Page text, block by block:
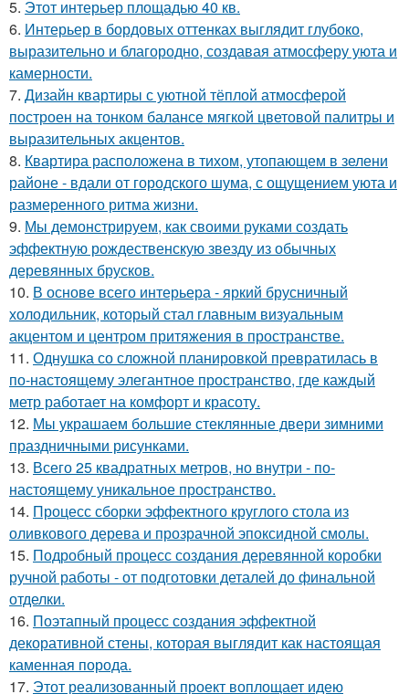
5. Этот интерьер площадью 40 кв.
6. Интерьер в бордовых оттенках выглядит глубоко,
выразительно и благородно, создавая атмосферу уюта и
камерности.
7. Дизайн квартиры с уютной тёплой атмосферой
построен на тонком балансе мягкой цветовой палитры и
выразительных акцентов.
8. Квартира расположена в тихом, утопающем в зелени
районе - вдали от городского шума, с ощущением уюта и
размеренного ритма жизни.
9. Мы демонстрируем, как своими руками создать
эффектную рождественскую звезду из обычных
деревянных брусков.
10. В основе всего интерьера - яркий брусничный
холодильник, который стал главным визуальным
акцентом и центром притяжения в пространстве.
11. Однушка со сложной планировкой превратилась в
по-настоящему элегантное пространство, где каждый
метр работает на комфорт и красоту.
12. Мы украшаем большие стеклянные двери зимними
праздничными рисунками.
13. Всего 25 квадратных метров, но внутри - по-
настоящему уникальное пространство.
14. Процесс сборки эффектного круглого стола из
оливкового дерева и прозрачной эпоксидной смолы.
15. Подробный процесс создания деревянной коробки
ручной работы - от подготовки деталей до финальной
отделки.
16. Поэтапный процесс создания эффектной
декоративной стены, которая выглядит как настоящая
каменная порода.
17. Этот реализованный проект воплощает идею